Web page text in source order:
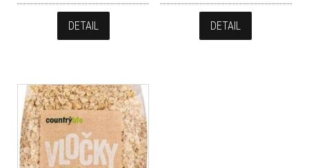
DETAIL DETAIL